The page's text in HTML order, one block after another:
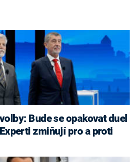
zmiňují pro a proti